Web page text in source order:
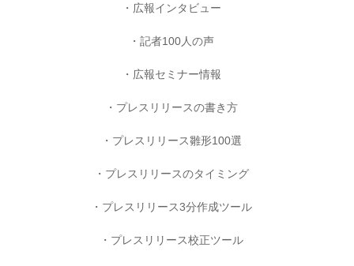
広報インタビュー
記者100人の声
広報セミナー情報
プレスリリースの書き方
プレスリリース雛形100選
プレスリリースのタイミング
プレスリリース3分作成ツール
プレスリリース校正ツール